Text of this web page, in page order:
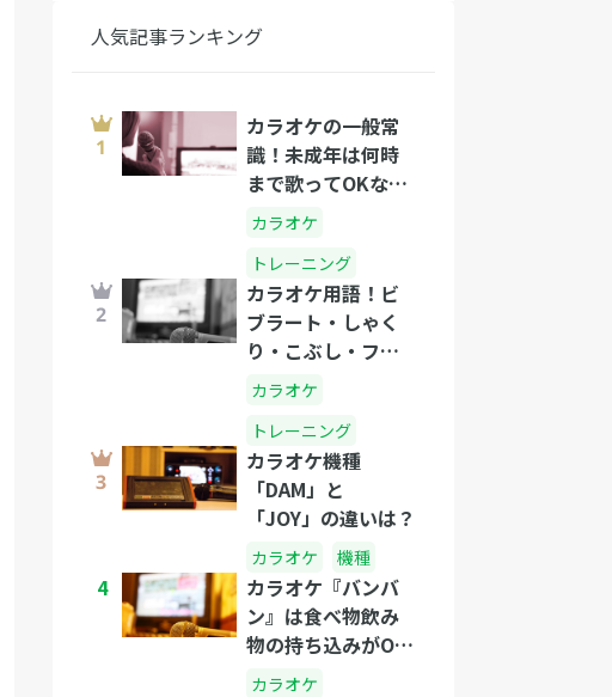
人気記事ランキング
カラオケの一般常
識！未成年は何時
まで歌ってOKな
の？
カラオケ
トレーニング
カラオケ用語！ビ
ブラート・しゃく
り・こぶし・フォ
ールって？
カラオケ
トレーニング
カラオケ機種
「DAM」と
「JOY」の違いは？
カラオケ 機種
4
カラオケ『バンバ
ン』は食べ物飲み
物の持ち込みがOK
なのか？
カラオケ